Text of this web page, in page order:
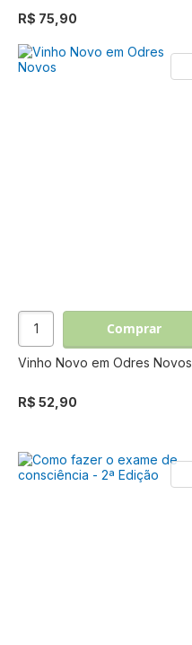
R$ 75,90
Comprar
Vinho Novo em Odres Novos
R$ 52,90